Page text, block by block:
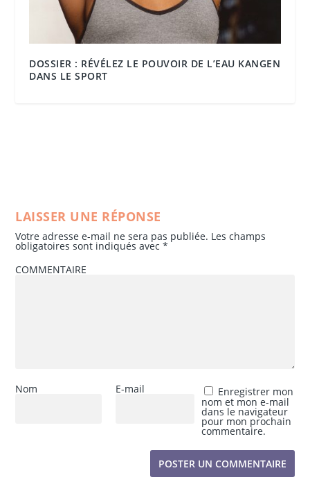
DOSSIER : RÉVÉLEZ LE POUVOIR DE L’EAU KANGEN
DANS LE SPORT
LAISSER UNE RÉPONSE
Votre adresse e-mail ne sera pas publiée. Les champs
obligatoires sont indiqués avec*
COMMENTAIRE
Nom E-mail Enregistrer mon
nom et mon e-mail
dans le navigateur
pour mon prochain
commentaire.